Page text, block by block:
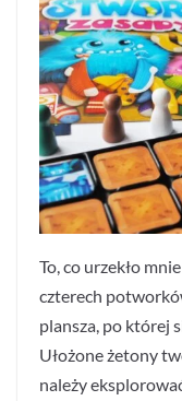
To, co urzekło
czterech
plansza, po której
Ułożone żetony
należy